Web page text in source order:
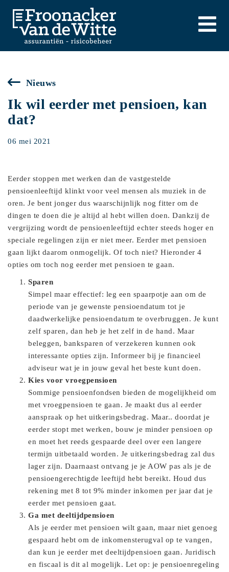
Nieuws
Ik wil eerder met pensioen, kan
dat?
06 mei 2021
Eerder stoppen met werken dan de vastgestelde
pensioenleeftijd klinkt voor veel mensen als muziek in de
oren. Je bent jonger dus waarschijnlijk nog fitter om de
dingen te doen die je altijd al hebt willen doen. Dankzij de
vergrijzing wordt de pensioenleeftijd echter steeds hoger en
speciale regelingen zijn er niet meer. Eerder met pensioen
gaan lijkt daarom onmogelijk. Of toch niet? Hieronder 4
opties om toch nog eerder met pensioen te gaan.
Sparen
Simpel maar effectief: leg een spaarpotje aan om de
periode van je gewenste pensioendatum tot je
daadwerkelijke pensioendatum te overbruggen. Je kunt
zelf sparen, dan heb je het zelf in de hand. Maar
beleggen, banksparen of verzekeren kunnen ook
interessante opties zijn. Informeer bij je financieel
adviseur wat je in jouw geval het beste kunt doen.
Kies voor vroegpensioen
Sommige pensioenfondsen bieden de mogelijkheid om
met vroegpensioen te gaan. Je maakt dus al eerder
aanspraak op het uitkeringsbedrag. Maar.. doordat je
eerder stopt met werken, bouw je minder pensioen op
en moet het reeds gespaarde deel over een langere
termijn uitbetaald worden. Je uitkeringsbedrag zal dus
lager zijn. Daarnaast ontvang je je AOW pas als je de
pensioengerechtigde leeftijd hebt bereikt. Houd dus
rekening met 8 tot 9% minder inkomen per jaar dat je
eerder met pensioen gaat.
Ga met deeltijdpensioen
Als je eerder met pensioen wilt gaan, maar niet genoeg
gespaard hebt om de inkomensterugval op te vangen,
dan kun je eerder met deeltijdpensioen gaan. Juridisch
en fiscaal is dit al mogelijk. Let op: je pensioenregeling